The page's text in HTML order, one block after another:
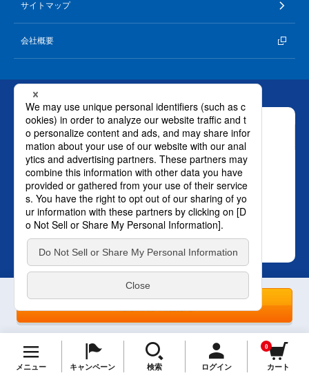
メニュー キャンペーン 検索 ログイン
0
カート
サイトマップ
会社概要
お問い合わせ
ロート製薬株式会社 通販事業部
0120-880-610
月～土：9時～21時 日祝：9時～18時
（年末年始を除く）
おかけ間違いのないようご注意ください。
SNS オフィシャルアカウント
© ROHTO Pharmaceutical Co., Ltd. All rights reserved.
シーポリシーはこちら。